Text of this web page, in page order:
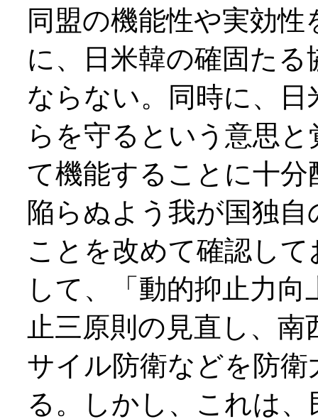
同盟の機能性や実効
に、日米韓の確固た
ならない。同時に、
らを守るという意思
て機能することに十
陥らぬよう我が国独
ことを改めて確認し
して、「動的抑止力
止三原則の見直し、
サイル防衛などを防
る。しかし、これは